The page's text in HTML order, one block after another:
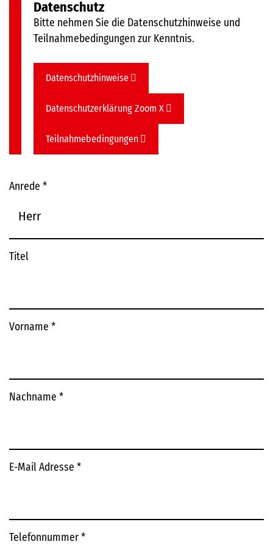
Datenschutz
Bitte nehmen Sie die Datenschutzhinweise und
Teilnahmebedingungen zur Kenntnis.
Datenschutzhinweise
Datenschutzerklärung Zoom X
Teilnahmebedingungen
Anrede *
Titel
Vorname *
Nachname *
E-Mail Adresse *
Telefonnummer*